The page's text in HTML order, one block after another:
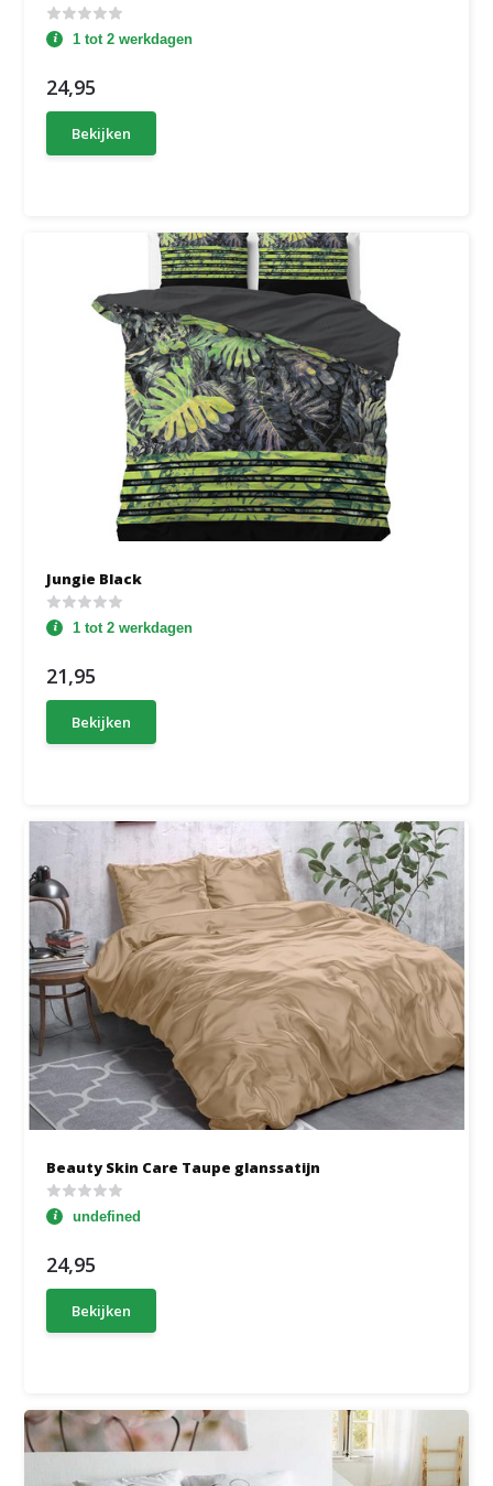
1 tot 2 werkdagen
24,95
Bekijken
Jungie Black
1 tot 2 werkdagen
21,95
Bekijken
Beauty Skin Care Taupe glanssatijn
undefined
24,95
Bekijken